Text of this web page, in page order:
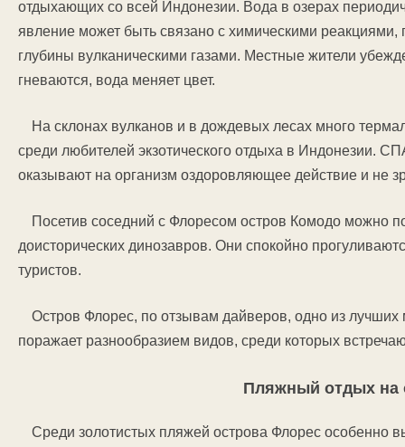
отдыхающих со всей Индонезии. Вода в озерах
явление может быть связано с химическими
глубины вулканическими газами. Местные жители
гневаются, вода меняет цвет.
На склонах вулканов и в дождевых лесах много
среди любителей экзотического отдыха в Индонезии.
оказывают на организм оздоровляющее действие и не
Посетив соседний с Флоресом остров Комодо можно
доисторических динозавров. Они спокойно
туристов.
Остров Флорес, по отзывам дайверов, одно из
поражает разнообразием видов, среди которых
Пляжный отдых на
Среди золотистых пляжей острова Флорес особенно